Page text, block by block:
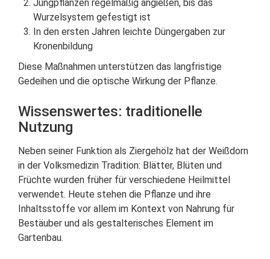
Jungpflanzen regelmäßig angießen, bis das
Wurzelsystem gefestigt ist
In den ersten Jahren leichte Düngergaben zur
Kronenbildung
Diese Maßnahmen unterstützen das langfristige
Gedeihen und die optische Wirkung der Pflanze.
Wissenswertes: traditionelle
Nutzung
Neben seiner Funktion als Ziergehölz hat der Weißdorn
in der Volksmedizin Tradition: Blätter, Blüten und
Früchte wurden früher für verschiedene Heilmittel
verwendet. Heute stehen die Pflanze und ihre
Inhaltsstoffe vor allem im Kontext von Nahrung für
Bestäuber und als gestalterisches Element im
Gartenbau.